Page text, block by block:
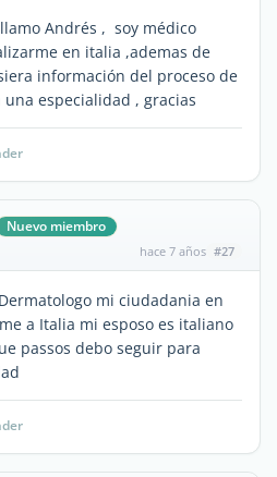
Andrés , soy médico
en italia ,ademas de
información del proceso de
especialidad , gracias
Nuevo miembro
hace 7 años #27
mi ciudadania en
a Italia mi esposo es italiano
passos debo seguir para